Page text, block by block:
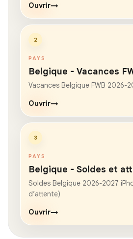
Ouvrir→
2
PAYS
Belgique - Vacances
Vacances Belgique FWB 2026-
Ouvrir→
3
PAYS
Belgique - Soldes et
Soldes Belgique 2026-2027
d’attente)
Ouvrir→